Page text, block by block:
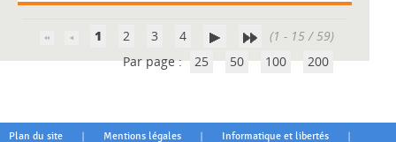
1 2 3 4
(1 - 15 / 59)
Par page : 25 50 100 200
Plan du site | Mentions légales | Informatique et libertés |